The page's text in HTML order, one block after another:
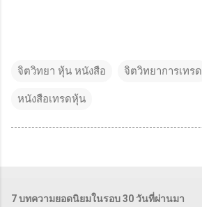
จิตวิทยา หุ้น หนังสือ จิตวิทยาการเทรด
หนังสือเทรดหุ้น
7 บทความยอดนิยมในรอบ 30 วันที่ผ่านมา